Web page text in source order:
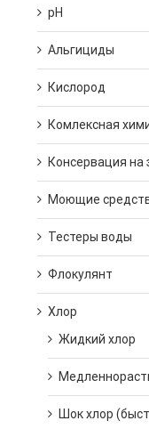
pH
Альгициды
Кислород
Комлексная
Консервация на
Моющие
Тестеры воды
Флокулянт
Хлор
Жидкий хлор
Шок хлор